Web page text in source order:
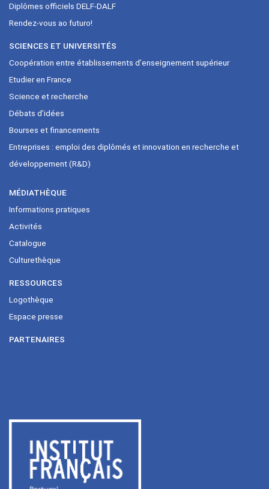
Diplômes officiels DELF-DALF
Rendez-vous ao futuro!
SCIENCES ET UNIVERSITÉS
Coopération entre établissements d’enseignement supérieur
Etudier en France
Science et recherche
Débats d’idées
Bourses et financements
Entreprises : emploi des diplômés et innovation en recherche et
développement (R&D)
MÉDIATHÈQUE
Informations pratiques
Activités
Catalogue
Culturethèque
RESSOURCES
Logothèque
Espace presse
PARTENAIRES